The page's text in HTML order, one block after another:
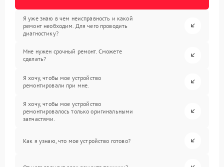
Я уже знаю в чем неисправность и какой
ремонт необходим. Для чего проводить
диагностику?
Мне нужен срочный ремонт. Сможете
сделать?
Я хочу, чтобы мое устройство
ремонтировали при мне.
Я хочу, чтобы мое устройство
ремонтировалось только оригинальными
запчастями.
Как я узнаю, что мое устройство готово?